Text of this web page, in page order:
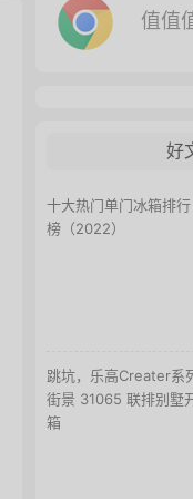
值值
好
十大热门单门冰箱排行
榜（2022）
跳坑，乐高Creater系
街景 31065 联排别墅
箱